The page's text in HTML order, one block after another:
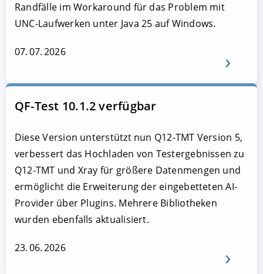
Randfälle im Workaround für das Problem mit
UNC-Laufwerken unter Java 25 auf Windows.
07. 07. 2026
QF-Test 10.1.2 verfügbar
Diese Version unterstützt nun Q12-TMT Version 5,
verbessert das Hochladen von Testergebnissen zu
Q12-TMT und Xray für größere Datenmengen und
ermöglicht die Erweiterung der eingebetteten AI-
Provider über Plugins. Mehrere Bibliotheken
wurden ebenfalls aktualisiert.
23. 06. 2026